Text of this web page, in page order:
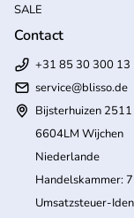
SALE
Contact
+31 85 30 300 13
service@blisso.de
Bijsterhuizen 2511
6604LM Wijchen
Niederlande
Handelskammer:
Umsatzsteuer-